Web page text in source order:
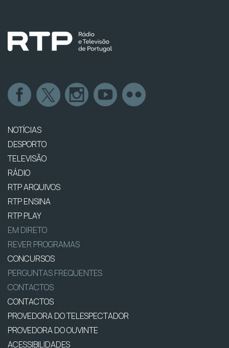
NOTÍCIAS
DESPORTO
TELEVISÃO
RÁDIO
RTP ARQUIVOS
RTP ENSINA
RTP PLAY
EM DIRETO
REVER PROGRAMAS
CONCURSOS
PERGUNTAS FREQUENTES
CONTACTOS
CONTACTOS
PROVEDORA DO TELESPECTADOR
PROVEDORA DO OUVINTE
ACESSIBILIDADES